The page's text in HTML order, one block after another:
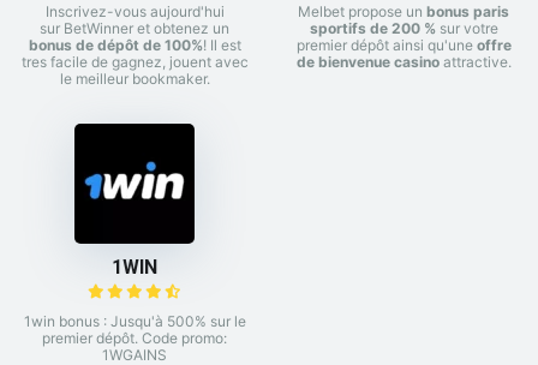
Inscrivez-vous aujourd'hui
sur BetWinner et obtenez un
bonus de dépôt de 100%! Il est
tres facile de gagnez, jouent avec
le meilleur bookmaker.
Melbet propose un bonus paris
sportifs de 200 %sur votre
premier dépôt ainsi qu'une offre
de bienvenue casinoattractive.
1WIN
1win bonus : Jusqu'à 500% sur le
premier dépôt. Code promo:
1WGAINS